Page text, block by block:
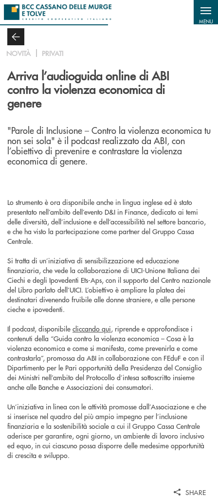
Salta al contenuto principale
MENU
NOVITÀ PRIVATI
Arriva l’audioguida online di ABI
contro la violenza economica di
genere
"Parole di Inclusione – Contro la violenza economica tu
non sei sola" è il podcast realizzato da ABI, con
l’obiettivo di prevenire e contrastare la violenza
economica di genere.
Lo strumento è ora disponibile anche in lingua inglese ed è stato
presentato nell’ambito dell’evento D&I in Finance, dedicato ai temi
delle diversità, dell’inclusione e dell’accessibilità nel settore bancario,
e che ha visto la partecipazione come partner del Gruppo Cassa
Centrale.
Si tratta di un’iniziativa di sensibilizzazione ed educazione
finanziaria, che vede la collaborazione di UICI-Unione Italiana dei
Ciechi e degli Ipovedenti Ets-Aps, con il supporto del Centro nazionale
del Libro parlato dell’UICI. L’obiettivo è ampliare la platea dei
destinatari divenendo fruibile alle donne straniere, e alle persone
cieche e ipovedenti.
Il podcast, disponibile cliccando qui, riprende e approfondisce i
contenuti della “Guida contro la violenza economica – Cosa è la
violenza economica e come si manifesta, come prevenirla e come
contrastarla”, promossa da ABI in collaborazione con FEduF e con il
Dipartimento per le Pari opportunità della Presidenza del Consiglio
dei Ministri nell’ambito del Protocollo d’intesa sottoscritto insieme
anche alle Banche e Associazioni dei consumatori.
Un’iniziativa in linea con le attività promosse dall’Associazione e che
si inserisce nel quadro del più ampio impegno per l’inclusione
finanziaria e la sostenibilità sociale a cui il Gruppo Cassa Centrale
aderisce per garantire, ogni giorno, un ambiente di lavoro inclusivo
ed equo, in cui ciascuno possa disporre delle medesime opportunità
di crescita e sviluppo.
SHARE